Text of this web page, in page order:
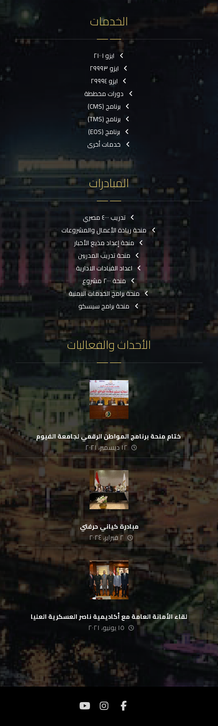
الخدمات
ايزو ٢١٠٠١
ايزو ٢٩٩٩٣
ايزو ٢٩٩٩٤
دورات مخططة
برنامج (CMS)
برنامج (TMS)
برنامج (EOS)
خدمات أخرى
المبادرات
تدريب ٤٠٠٠ مصري
منحة ريادة الأعمال والمشروعات
منحة إعداد مذيع الأخبار
منحة تدريب المدربين
اعداد القيادات الادارية
منحة ٢٠٠٠ مشروع
منحة برامج الخدمات الامنية
منحة برامج سيسكو
الأحداث والفعاليات
‏ ختام منحة برنامج المواطن الرقمي لجامعة الفيوم
١٢ ديسمبر، ٢٠٢١
مبادرة كياني حرفتي
٢ فبراير، ٢٠٢٤
لقاء الأمانة العامة مع أكاديمية ناصر العسكرية العليا
١٥ يونيو، ٢٠٢١